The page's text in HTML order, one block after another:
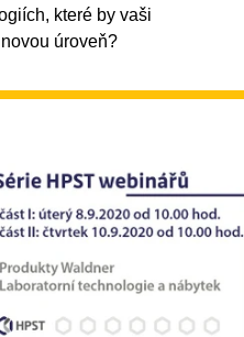
které by vaši
úroveň?